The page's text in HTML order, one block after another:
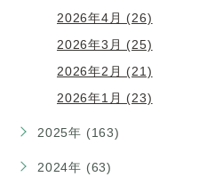
2026年4月 (26)
2026年3月 (25)
2026年2月 (21)
2026年1月 (23)
2025年 (163)
2024年 (63)